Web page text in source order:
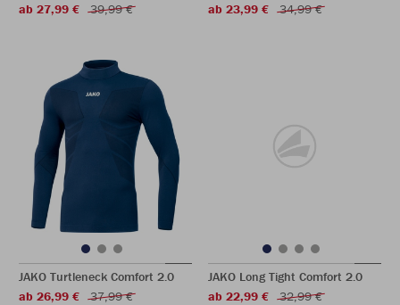
ab 27,99 €
39,99 €
ab 23,99 €
34,99 €
JAKO Turtleneck Comfort 2.0
ab 26,99 €
37,99 €
JAKO Long Tight Comfort 2.0
ab 22,99 €
32,99 €